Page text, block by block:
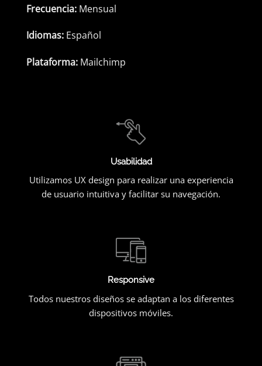
Frecuencia: Mensual
Idiomas: Español
Plataforma: Mailchimp
Usabilidad
Utilizamos UX design para realizar una experiencia
de usuario intuitiva y facilitar su navegación.
Responsive
Todos nuestros diseños se adaptan a los diferentes
dispositivos móviles.